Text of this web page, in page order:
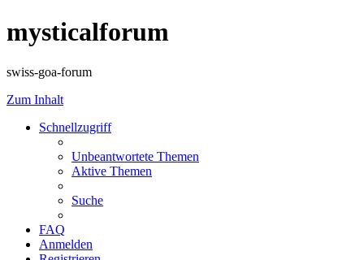
mysticalforum
swiss-goa-forum
Zum Inhalt
Schnellzugriff
Unbeantwortete Themen
Aktive Themen
Suche
FAQ
Anmelden